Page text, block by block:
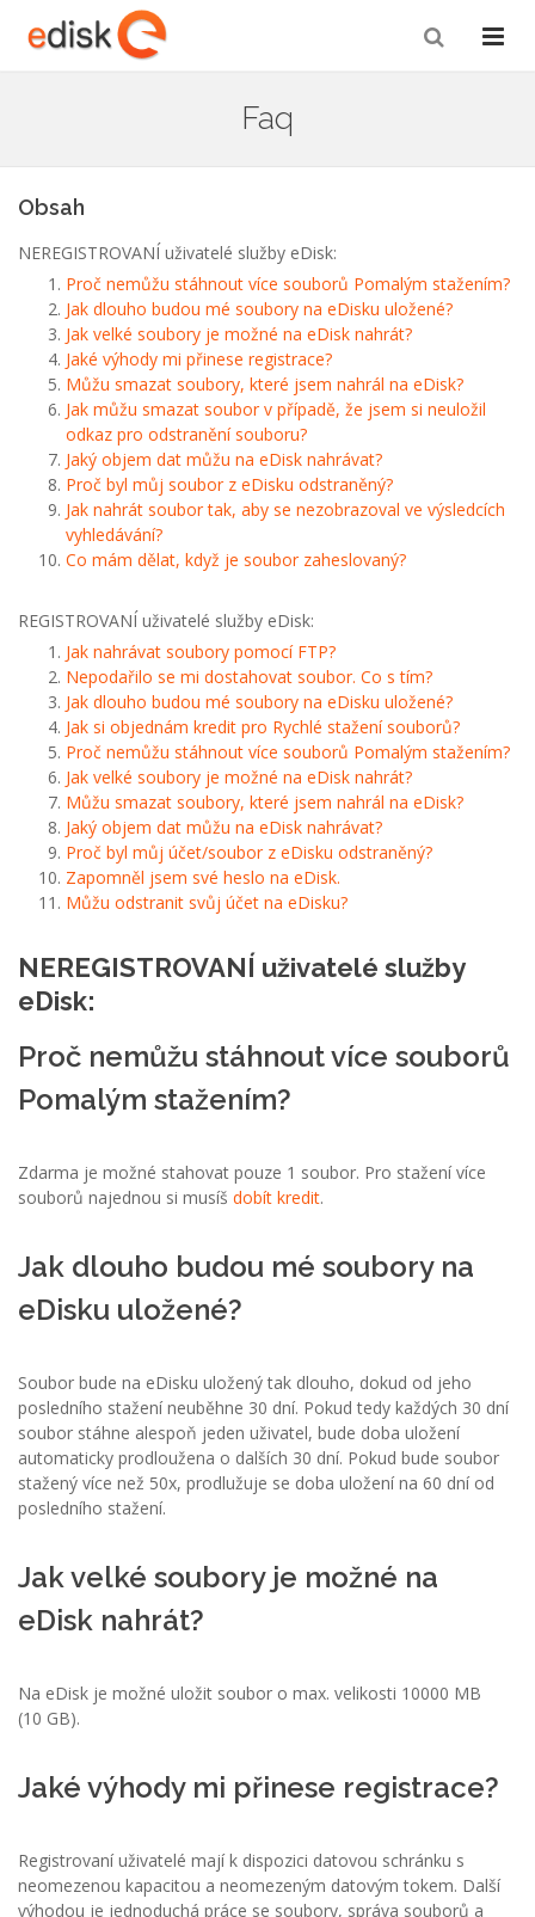
Faq
Obsah
NEREGISTROVANÍ uživatelé služby eDisk:
Proč nemůžu stáhnout více souborů Pomalým stažením?
Jak dlouho budou mé soubory na eDisku uložené?
Jak velké soubory je možné na eDisk nahrát?
Jaké výhody mi přinese registrace?
Můžu smazat soubory, které jsem nahrál na eDisk?
Jak můžu smazat soubor v případě, že jsem si neuložil
odkaz pro odstranění souboru?
Jaký objem dat můžu na eDisk nahrávat?
Proč byl můj soubor z eDisku odstraněný?
Jak nahrát soubor tak, aby se nezobrazoval ve výsledcích
vyhledávání?
Co mám dělat, když je soubor zaheslovaný?
REGISTROVANÍ uživatelé služby eDisk:
Jak nahrávat soubory pomocí FTP?
Nepodařilo se mi dostahovat soubor. Co s tím?
Jak dlouho budou mé soubory na eDisku uložené?
Jak si objednám kredit pro Rychlé stažení souborů?
Proč nemůžu stáhnout více souborů Pomalým stažením?
Jak velké soubory je možné na eDisk nahrát?
Můžu smazat soubory, které jsem nahrál na eDisk?
Jaký objem dat můžu na eDisk nahrávat?
Proč byl můj účet/soubor z eDisku odstraněný?
Zapomněl jsem své heslo na eDisk.
Můžu odstranit svůj účet na eDisku?
NEREGISTROVANÍ uživatelé služby
eDisk:
Proč nemůžu stáhnout více souborů
Pomalým stažením?
Zdarma je možné stahovat pouze 1 soubor. Pro stažení více
souborů najednou si musíš dobít kredit.
Jak dlouho budou mé soubory na
eDisku uložené?
Soubor bude na eDisku uložený tak dlouho, dokud od jeho
posledního stažení neuběhne 30 dní. Pokud tedy každých 30 dní
soubor stáhne alespoň jeden uživatel, bude doba uložení
automaticky prodloužena o dalších 30 dní. Pokud bude soubor
stažený více než 50x, prodlužuje se doba uložení na 60 dní od
posledního stažení.
Jak velké soubory je možné na
eDisk nahrát?
Na eDisk je možné uložit soubor o max. velikosti 10000 MB
(10 GB).
Jaké výhody mi přinese registrace?
Registrovaní uživatelé mají k dispozici datovou schránku s
neomezenou kapacitou a neomezeným datovým tokem. Další
výhodou je jednoduchá práce se soubory, správa souborů a